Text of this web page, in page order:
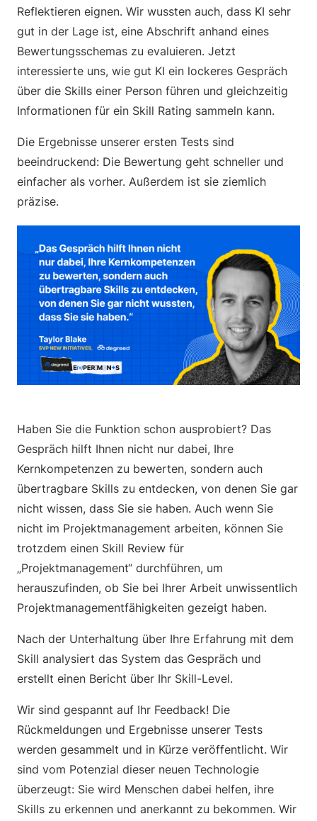
Reflektieren eignen. Wir wussten auch, dass KI sehr
gut in der Lage ist, eine Abschrift anhand eines
Bewertungsschemas zu evaluieren. Jetzt
interessierte uns, wie gut KI ein lockeres Gespräch
über die Skills einer Person führen und gleichzeitig
Informationen für ein Skill Rating sammeln kann.
Die Ergebnisse unserer ersten Tests sind
beeindruckend: Die Bewertung geht schneller und
einfacher als vorher. Außerdem ist sie ziemlich
präzise.
Haben Sie die Funktion schon ausprobiert? Das
Gespräch hilft Ihnen nicht nur dabei, Ihre
Kernkompetenzen zu bewerten, sondern auch
übertragbare Skills zu entdecken, von denen Sie gar
nicht wissen, dass Sie sie haben. Auch wenn Sie
nicht im Projektmanagement arbeiten, können Sie
trotzdem einen Skill Review für
„Projektmanagement“ durchführen, um
herauszufinden, ob Sie bei Ihrer Arbeit unwissentlich
Projektmanagementfähigkeiten gezeigt haben.
Nach der Unterhaltung über Ihre Erfahrung mit dem
Skill analysiert das System das Gespräch und
erstellt einen Bericht über Ihr Skill-Level.
Wir sind gespannt auf Ihr Feedback! Die
Rückmeldungen und Ergebnisse unserer Tests
werden gesammelt und in Kürze veröffentlicht. Wir
sind vom Potenzial dieser neuen Technologie
überzeugt: Sie wird Menschen dabei helfen, ihre
Skills zu erkennen und anerkannt zu bekommen. Wir